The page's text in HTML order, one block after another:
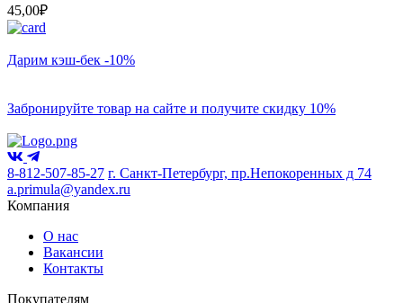
45,00₽
Дарим кэш-бек -10%
Забронируйте товар на сайте и получите скидку 10%
8-812-507-85-27 г. Санкт-Петербург, пр.Непокоренных д 74
a.primula@yandex.ru
Компания
О нас
Вакансии
Контакты
Покупателям